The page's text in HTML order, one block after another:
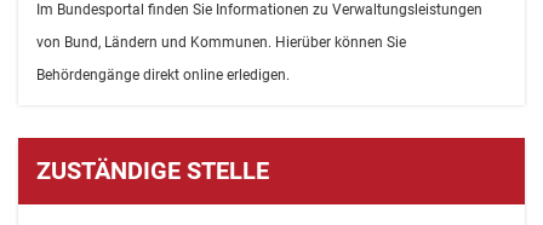
Im Bundesportal finden Sie Informationen zu Verwaltungsleistungen
von Bund, Ländern und Kommunen. Hierüber können Sie
Behördengänge direkt online erledigen.
ZUSTÄNDIGE STELLE